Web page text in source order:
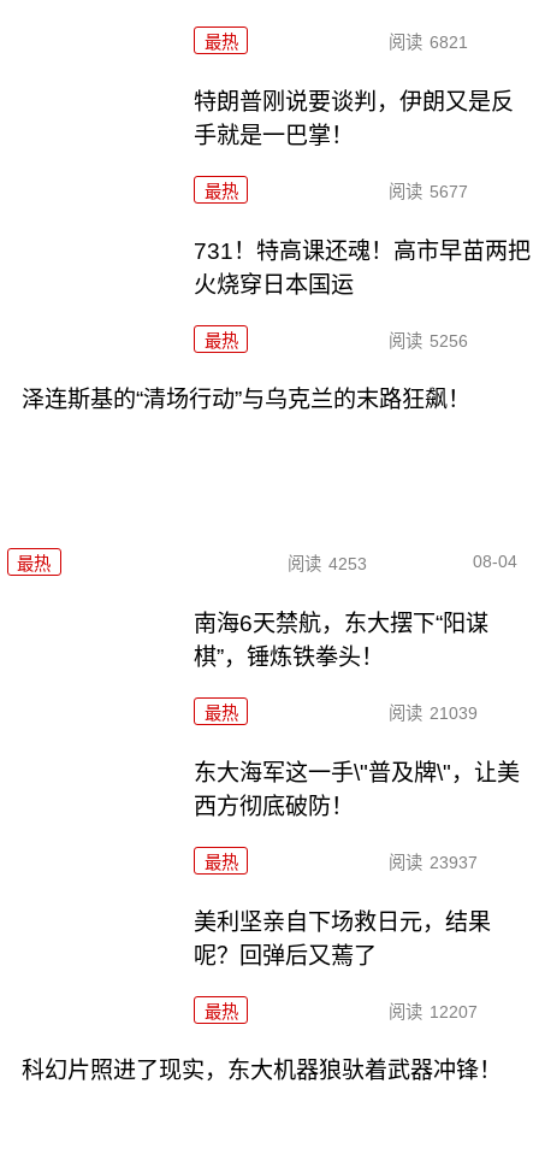
最热 阅读 6821
特朗普刚说要谈判，伊朗又是反
手就是一巴掌！
最热 阅读 5677
731！特高课还魂！高市早苗两把
火烧穿日本国运
最热 阅读 5256
泽连斯基的“清场行动”与乌克兰的末路狂飙！
最热 阅读 4253 08-04
南海6天禁航，东大摆下“阳谋
棋”，锤炼铁拳头！
最热 阅读 21039
东大海军这一手\"普及牌\"，让美
西方彻底破防！
最热 阅读 23937
美利坚亲自下场救日元，结果
呢？回弹后又蔫了
最热 阅读 12207
科幻片照进了现实，东大机器狼驮着武器冲锋！